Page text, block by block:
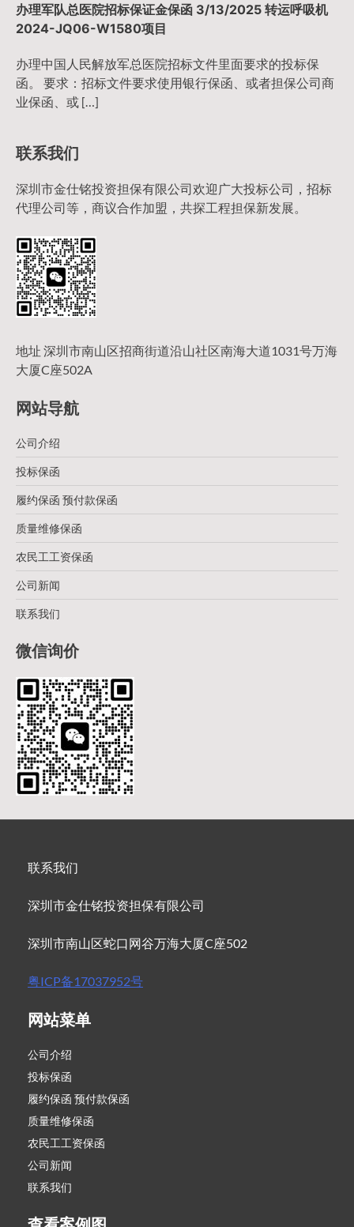
办理军队总医院招标保证金保函 3/13/2025 转运呼吸机
2024-JQ06-W1580项目
办理中国人民解放军总医院招标文件里面要求的投标保
函。 要求：招标文件要求使用银行保函、或者担保公司商
业保函、或 […]
联系我们
深圳市金仕铭投资担保有限公司欢迎广大投标公司，招标
代理公司等，商议合作加盟，共探工程担保新发展。
地址 深圳市南山区招商街道沿山社区南海大道1031号万海
大厦C座502A
网站导航
公司介绍
投标保函
履约保函 预付款保函
质量维修保函
农民工工资保函
公司新闻
联系我们
微信询价
联系我们
深圳市金仕铭投资担保有限公司
深圳市南山区蛇口网谷万海大厦C座502
粤ICP备17037952号
网站菜单
公司介绍
投标保函
履约保函 预付款保函
质量维修保函
农民工工资保函
公司新闻
联系我们